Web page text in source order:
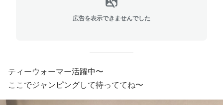
広告を表示できませんでした
ティーウォーマー活躍中〜
ここでジャンピングして待っててね〜